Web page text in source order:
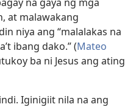
at malawakang
niya ang “malalakas na
ibang dako.” (Mateo
ba ni Jesus ang ating
Iginigiit nila na ang